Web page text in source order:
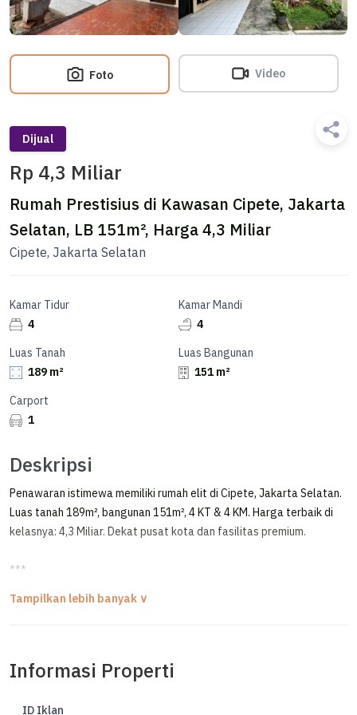
Foto Video
Dijual
Rp 4,3 Miliar
Rumah Prestisius di Kawasan Cipete, Jakarta
Selatan, LB 151m², Harga 4,3 Miliar
Cipete, Jakarta Selatan
Kamar Tidur
4
Kamar Mandi
4
Luas Tanah
189 m²
Luas Bangunan
151 m²
Carport
1
Deskripsi
Penawaran istimewa memiliki rumah elit di Cipete, Jakarta Selatan.
Luas tanah 189m², bangunan 151m², 4 KT & 4 KM. Harga terbaik di
kelasnya: 4,3 Miliar. Dekat pusat kota dan fasilitas premium.
***
SELANGKAH KE CIPETE RAYA & ANTASARI
AREA TENANG, BEBAS BANJIR
Informasi Properti
ID Iklan